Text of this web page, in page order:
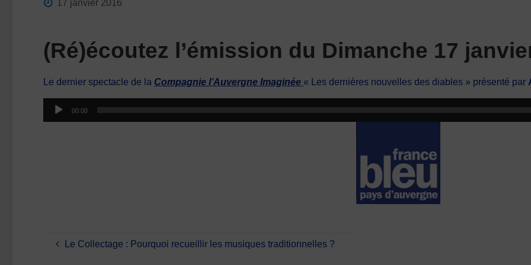
17 janvier 2016
(Ré)écoutez l’émission du Dimanche 17
Le dernier spectacle de la Compagnie l’Auvergne Imaginée « Les dernières nouvelles des diables » présenté par
Lecteur
audio
00:00
Le Collectage : Pourquoi recueillir les musiques traditionnelles ?